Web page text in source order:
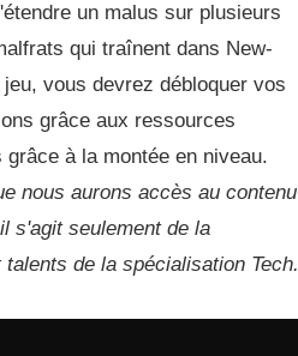
un malus sur plusieurs
qui traînent dans New-
vous devrez débloquer vos
grâce aux ressources
à la montée en niveau.
nous aurons accès au contenu
s'agit seulement de la
de la spécialisation Tech.